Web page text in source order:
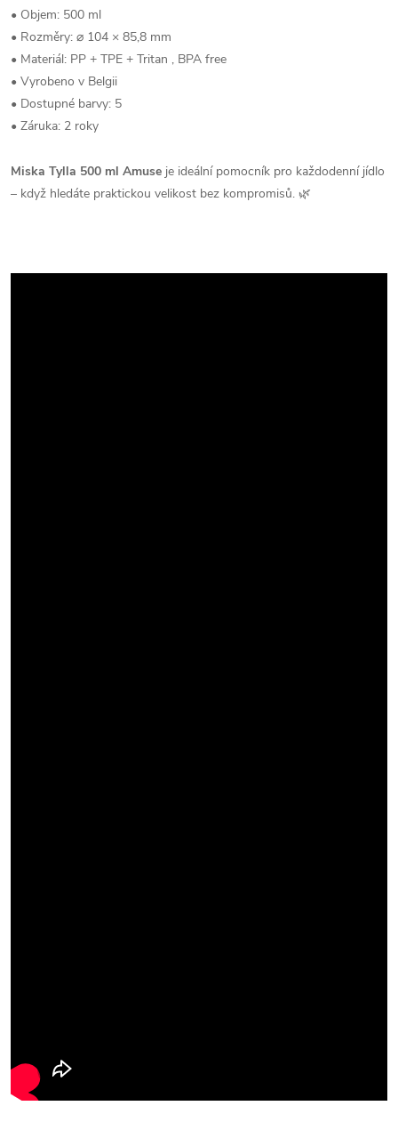
• Objem: 500 ml
• Rozměry: ⌀ 104 × 85,8 mm
• Materiál: PP + TPE + Tritan , BPA free
• Vyrobeno v Belgii
• Dostupné barvy: 5
• Záruka: 2 roky
Miska Tylla 500 ml Amuse je ideální pomocník pro každodenní jídlo
– když hledáte praktickou velikost bez kompromisů. 🌿